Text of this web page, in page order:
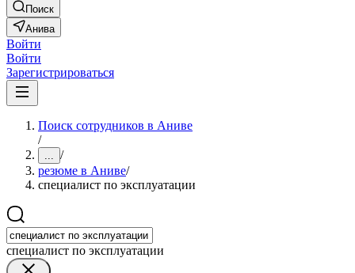
Поиск
Анива
Войти
Войти
Зарегистрироваться
Поиск сотрудников в Аниве
/
... /
резюме в Аниве/
специалист по эксплуатации
специалист по эксплуатации